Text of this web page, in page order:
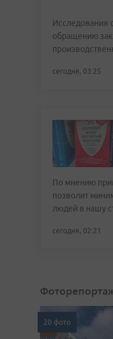
Исследования
обращению
сегодня, 03:25
По мнению
позволит
людей в нашу
сегодня, 02:21
20 фото